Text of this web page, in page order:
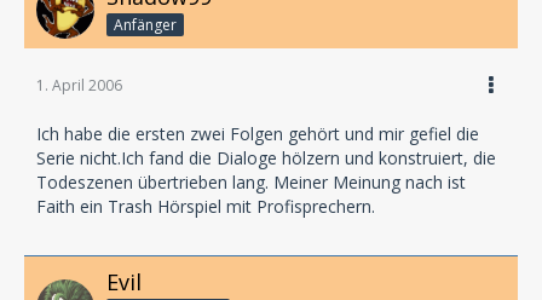
Anfänger
1. April 2006
Ich habe die ersten zwei Folgen gehört und mir gefiel die
Serie nicht.Ich fand die Dialoge hölzern und konstruiert, die
Todeszenen übertrieben lang. Meiner Meinung nach ist
Faith ein Trash Hörspiel mit Profisprechern.
Evil